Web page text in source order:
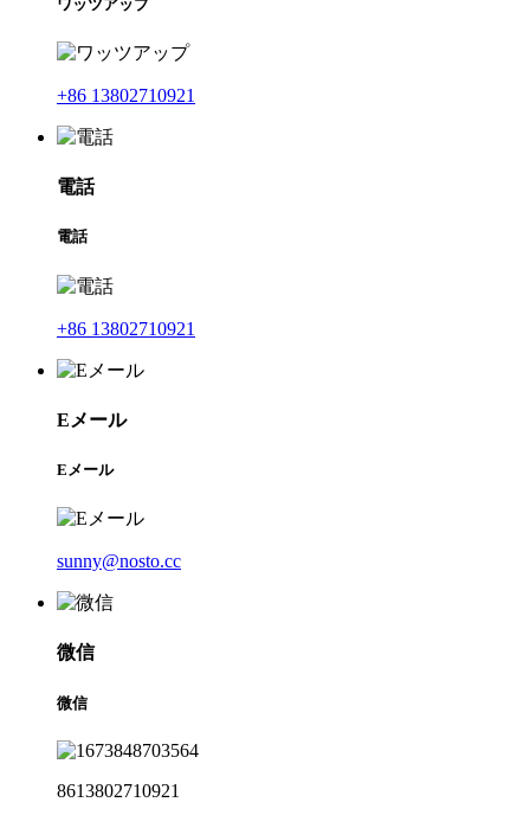
ワッツアップ
+86 13802710921
電話
電話
+86 13802710921
Eメール
Eメール
sunny@nosto.cc
微信
微信
8613802710921